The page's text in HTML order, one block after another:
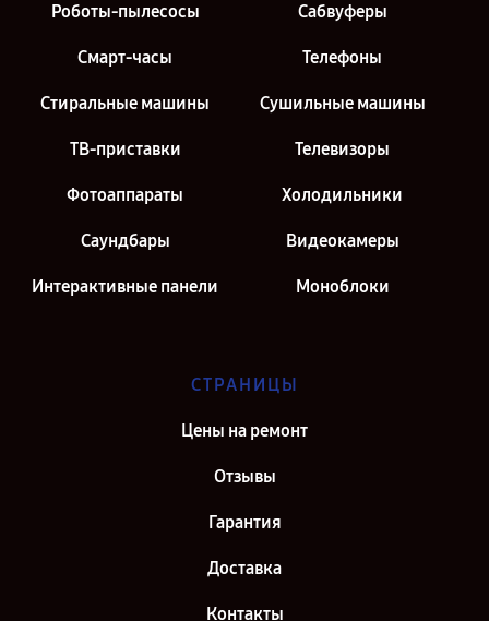
Роботы-пылесосы Сабвуферы
Смарт-часы Телефоны
Стиральные машины Сушильные машины
ТВ-приставки Телевизоры
Фотоаппараты Холодильники
Саундбары Видеокамеры
Интерактивные панели Моноблоки
СТРАНИЦЫ
Цены на ремонт
Отзывы
Гарантия
Доставка
Контакты